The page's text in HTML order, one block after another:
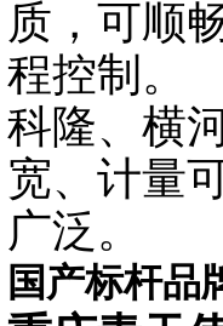
质，可顺
程控制。
科隆、横
宽、计量
广泛。
国产标杆品